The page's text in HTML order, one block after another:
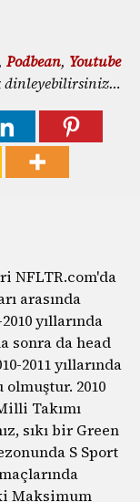
Podbean, Youtube
dinleyebilirsiniz…
NFLTR.com'da
arasında
yıllarında
sonra da head
2011 yıllarında
olmuştur. 2010
Takımı
sıkı bir Green
S Sport
Maksimum